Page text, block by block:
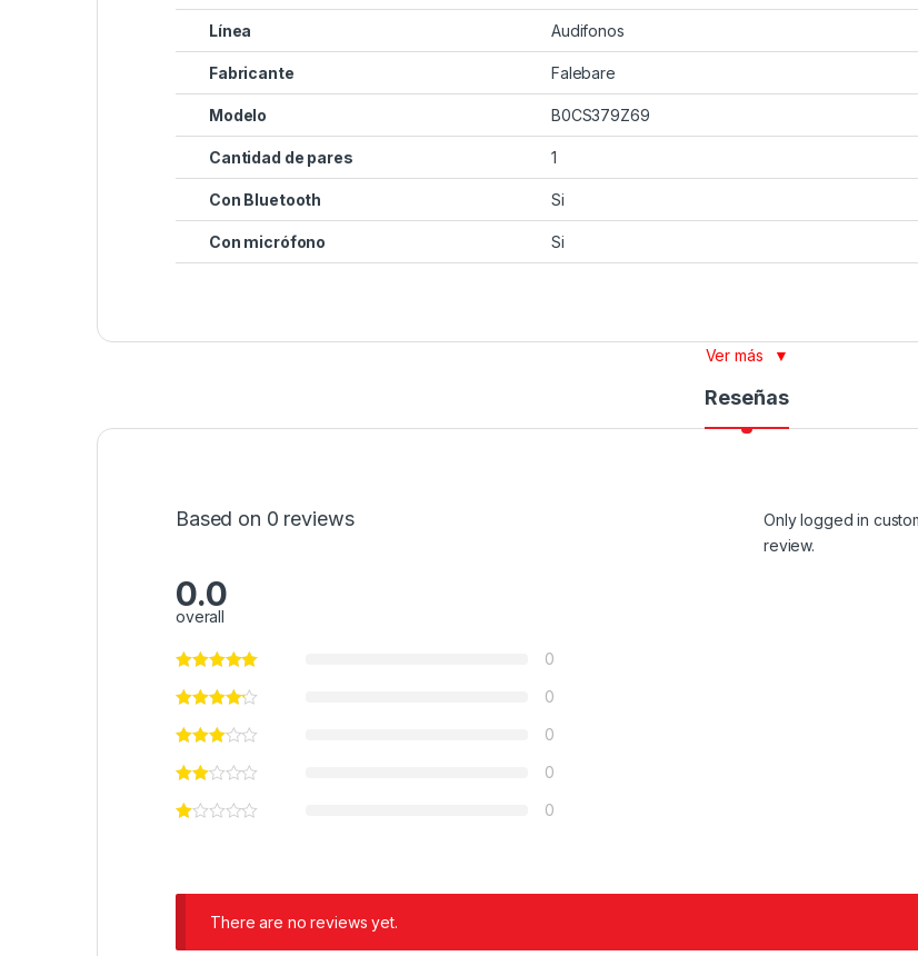
Línea Audifonos
Fabricante Falebare
Modelo B0CS379Z69
Cantidad de pares 1
Con Bluetooth Si
Con micrófono Si
Ver más ▼
Reseñas
Based on 0 reviews
0.0
overall
0
0
0
0
0
Only logged in
review.
There are no reviews yet.